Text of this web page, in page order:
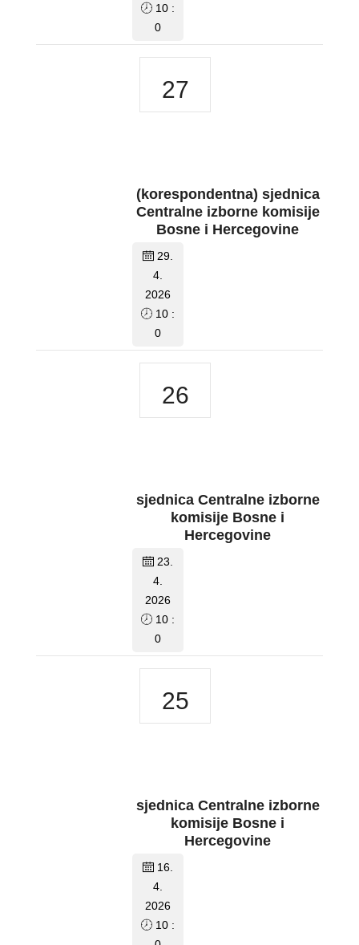
10 :
0
27
(korespondentna) sjednica
Centralne izborne komisije
Bosne i Hercegovine
29.
4.
2026
10 :
0
26
sjednica Centralne izborne
komisije Bosne i
Hercegovine
23.
4.
2026
10 :
0
25
sjednica Centralne izborne
komisije Bosne i
Hercegovine
16.
4.
2026
10 :